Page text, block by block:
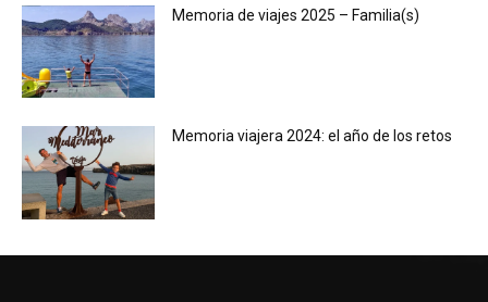
Memoria de viajes 2025 – Familia(s)
Memoria viajera 2024: el año de los retos